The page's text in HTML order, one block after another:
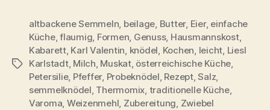
Schlagwörter
altbackene Semmeln, beilage, Butter, Eier, einfache
Küche,flaumig, Formen, Genuss, Hausmannskost,
Kabarett, Karl Valentin, knödel, Kochen, leicht, Liesl
Karlstadt, Milch, Muskat, österreichische Küche,
Petersilie, Pfeffer, Probeknödel, Rezept,Salz,
semmelknödel, Thermomix, traditionelle Küche,
Varoma, Weizenmehl, Zubereitung, Zwiebel